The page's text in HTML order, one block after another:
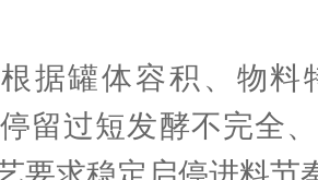
罐体容积、物料
留过短发酵不完全